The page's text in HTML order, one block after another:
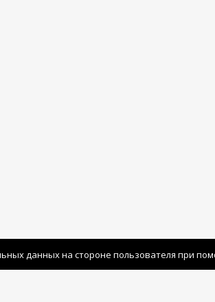
данных на стороне пользователя при